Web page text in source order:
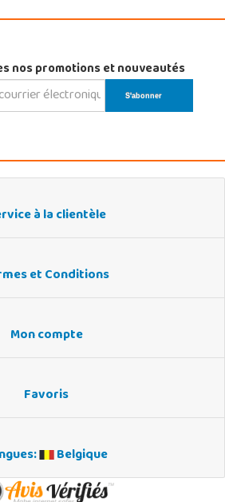
nos promotions et nouveautés
à la clientèle
et Conditions
Mon compte
Favoris
Belgique